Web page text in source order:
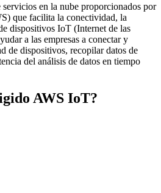
en la nube proporcionados por
que facilita la conectividad, la
dispositivos IoT (Internet de las
a las empresas a conectar y
de dispositivos, recopilar datos de
del análisis de datos en tiempo
AWS IoT?